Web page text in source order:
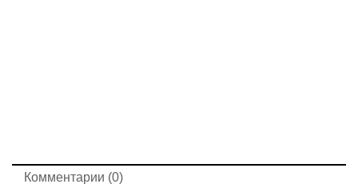
Комментарии (0)